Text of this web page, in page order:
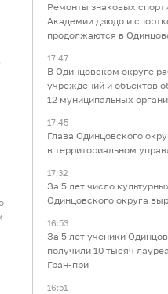
Ремонты знаковых
Академии дзюдо и
продолжаются в
17:47
В Одинцовском округе
учреждений и объектов
12 муниципальных
17:45
Глава Одинцовского
в территориальном
17:32
За 5 лет число
Одинцовского округа
16:53
За 5 лет ученики
получили 10 тысяч
Гран-при
16:51